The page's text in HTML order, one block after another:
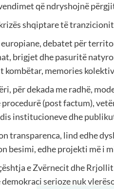
që ndryshojnë
shqiptare të
europiane, debatet për
brigjet dhe pasuritë
kombëtar, memories
për dekada me radhë,
(post factum),
institucioneve dhe
transparenca, lind edhe
besimi, edhe projekti më i
e Zvërnecit dhe
serioze nuk